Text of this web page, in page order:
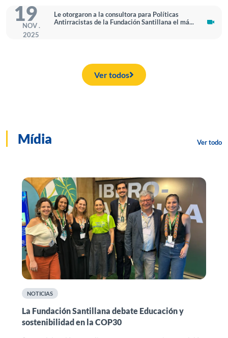
19
NOV .
2025
Le otorgaron a la consultora para Políticas
Antirracistas de la Fundación Santillana el má...
Ver todos
Mídia Ver todo
NOTICIAS
La Fundación Santillana debate Educación y
sostenibilidad en la COP30